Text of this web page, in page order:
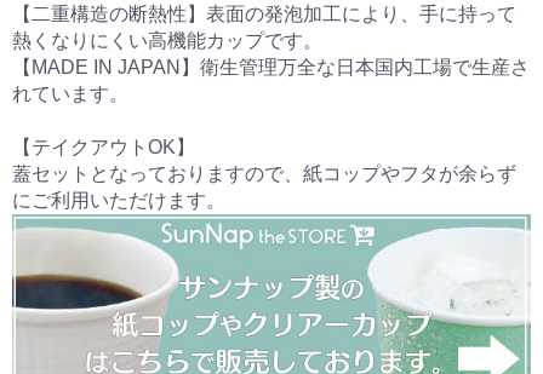
【二重構造の断熱性】表面の発泡加工により、手に持って
熱くなりにくい高機能カップです。
【MADE IN JAPAN】衛生管理万全な日本国内工場で生産さ
れています。
【テイクアウトOK】
蓋セットとなっておりますので、紙コップやフタが余らず
にご利用いただけます。